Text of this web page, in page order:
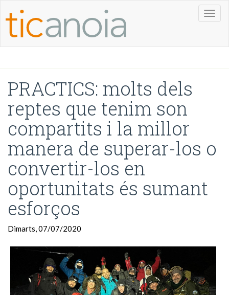
PRACTICS: molts dels
reptes que tenim son
compartits i la millor
manera de superar-los o
convertir-los en
oportunitats és sumant
esforços
Dimarts, 07/07/2020